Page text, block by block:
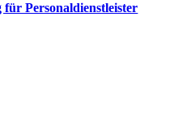
Personaldienstleister